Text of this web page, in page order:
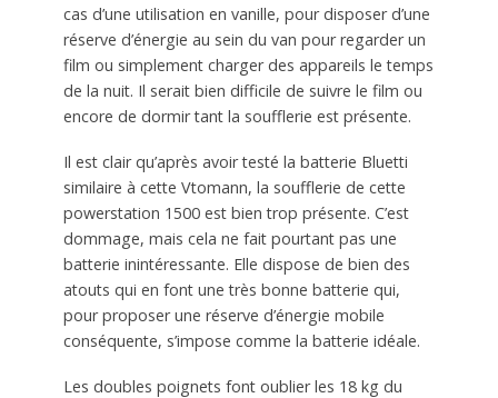
cas d’une utilisation en vanille, pour disposer d’une
réserve d’énergie au sein du van pour regarder un
film ou simplement charger des appareils le temps
de la nuit. Il serait bien difficile de suivre le film ou
encore de dormir tant la soufflerie est présente.
Il est clair qu’après avoir testé la batterie Bluetti
similaire à cette Vtomann, la soufflerie de cette
powerstation 1500 est bien trop présente. C’est
dommage, mais cela ne fait pourtant pas une
batterie inintéressante. Elle dispose de bien des
atouts qui en font une très bonne batterie qui,
pour proposer une réserve d’énergie mobile
conséquente, s’impose comme la batterie idéale.
Les doubles poignets font oublier les 18 kg du